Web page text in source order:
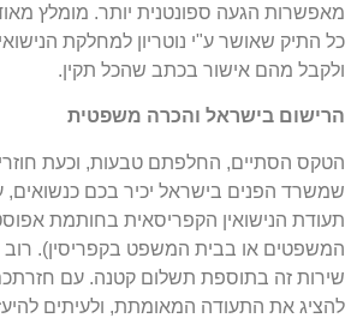
מאפשרות הגעה ספונטנית יותר. מומלץ
כל התיק שאושר ע"י נוטריון למחלקת
ולקבל מהם אישור בכתב שהכל תקין.
הרישום בישראל והכרה משפטית
הטקס הסתיים, החלפתם טבעות, וכעת
שמשרד הפנים בישראל יכיר בכם
תעודת הנישואין הקפריסאית בחותמת
המשפטים או בבית המשפט בקפריסין). רוב
שירות זה בתוספת תשלום קטנה. עם
להציג את התעודה המאומתת, ולעיתים